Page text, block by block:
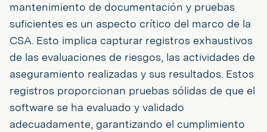
mantenimiento de documentación y pruebas
suficientes es un aspecto crítico del marco de la
CSA. Esto implica capturar registros exhaustivos
de las evaluaciones de riesgos, las actividades de
aseguramiento realizadas y sus resultados. Estos
registros proporcionan pruebas sólidas de que el
software se ha evaluado y validado
adecuadamente, garantizando el cumplimiento